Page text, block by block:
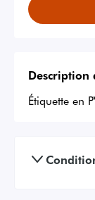
Étiquette en